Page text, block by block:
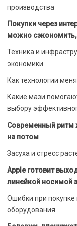
производства
Покупки через
можно сэкономить,
Техника и
экономики
Как технологии
Какие мази
выбору
Современный ритм
на потом
Засуха и стресс
Apple готовит
линейкой носимой
Ошибки при
оборудования